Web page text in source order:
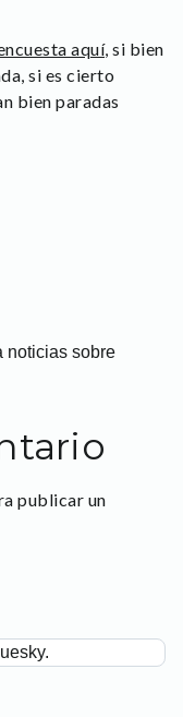
aquí, si bien
si es cierto
bien paradas
noticias sobre
publicar un